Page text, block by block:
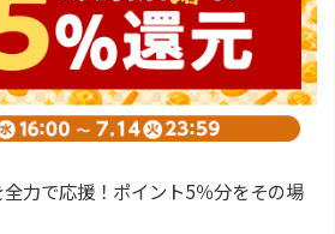
力で応援！ポイント5％分をその場